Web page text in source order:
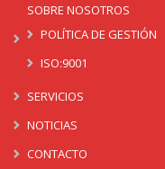
SOBRE NOSOTROS
POLÍTICA DE GESTIÓN
ISO:9001
SERVICIOS
NOTICIAS
CONTACTO